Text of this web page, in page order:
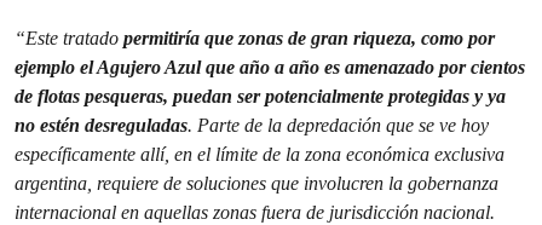
“Este tratado permitiría que zonas de gran riqueza, como por
ejemplo el Agujero Azul que año a año es amenazado por cientos
de flotas pesqueras, puedan ser potencialmente protegidas y ya
no estén desreguladas. Parte de la depredación que se ve hoy
específicamente allí, en el límite de la zona económica exclusiva
argentina, requiere de soluciones que involucren la gobernanza
internacional en aquellas zonas fuera de jurisdicción nacional.